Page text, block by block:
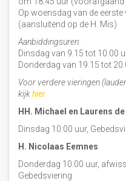
Op woensdag van de
(aansluitend op de H. Mis)
Aanbiddingsuren:
Dinsdag van 9.15 tot 10.00
Donderdag van 19.15 tot
Voor verdere vieringen
kijkhier
HH. Michael en Laurens
Dinsdag 10:00 uur,
H. Nicolaas Eemnes
Donderdag 10.00 uur,
Gebedsviering